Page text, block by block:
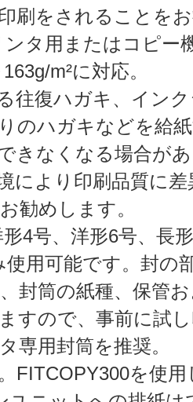
刷をされることを
タ用またはコピー
m²に対応。
往復ハガキ、イン
のハガキなどを給
きなくなる場合が
により印刷品質に
勧めします。
4号、洋形6号、長
使用可能です。封の
封筒の紙種、保管
すので、事前に試
専用封筒を推奨。
FITCOPY300を使